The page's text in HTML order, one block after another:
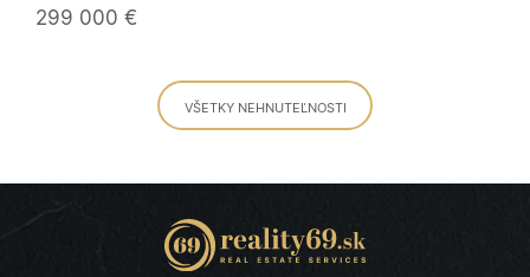
299 000 €
VŠETKY NEHNUTEĽNOSTI